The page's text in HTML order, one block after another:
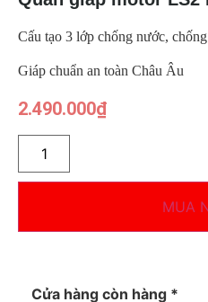
Cấu tạo 3 lớp chống nước,
Giáp chuẩn an toàn Châu Âu
2.490.000₫
MUA
Cửa hàng còn hàng *